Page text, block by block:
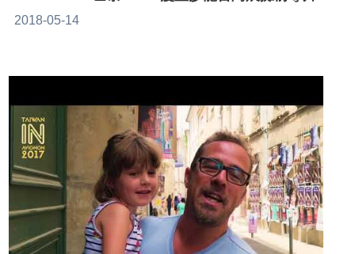
2018-05-14